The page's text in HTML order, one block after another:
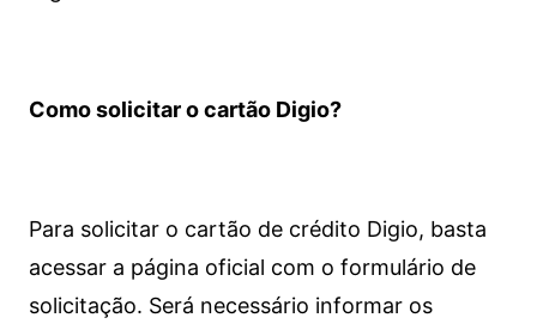
Como solicitar o cartão Digio?
Para solicitar o cartão de crédito Digio, basta
acessar a página oficial com o formulário de
solicitação. Será necessário informar os